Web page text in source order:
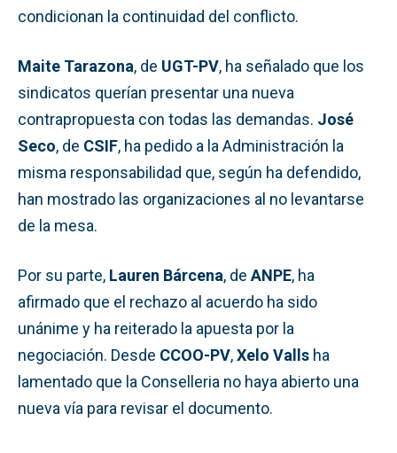
condicionan la continuidad del conflicto.
Maite Tarazona, de UGT-PV, ha señalado que los
sindicatos querían presentar una nueva
contrapropuesta con todas las demandas. José
Seco, de CSIF, ha pedido a la Administración la
misma responsabilidad que, según ha defendido,
han mostrado las organizaciones al no levantarse
de la mesa.
Por su parte, Lauren Bárcena, de ANPE, ha
afirmado que el rechazo al acuerdo ha sido
unánime y ha reiterado la apuesta por la
negociación. Desde CCOO-PV,Xelo Valls ha
lamentado que la Conselleria no haya abierto una
nueva vía para revisar el documento.